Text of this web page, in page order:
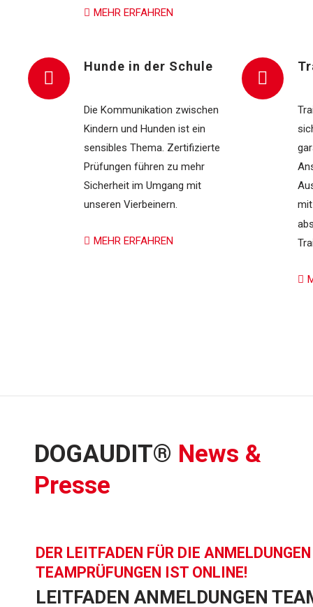
MEHR ERFAHREN
Hunde in der Schule
Die Kommunikation zwischen
Kindern und Hunden ist ein
sensibles Thema. Zertifizierte
Prüfungen führen zu mehr
Sicherheit im Umgang mit
unseren Vierbeinern.
MEHR ERFAHREN
DOGAUDIT® News &
Presse
DER LEITFADEN FÜR DIE ANMELDUNGEN
TEAMPRÜFUNGEN IST ONLINE!
LEITFADEN ANMELDUNGEN